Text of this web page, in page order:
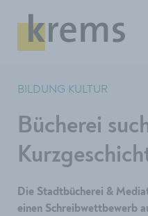
BILDUNG KULTUR
Bücherei
Die Stadtbücherei &
einen Schreibwettbewerb